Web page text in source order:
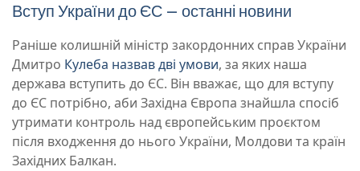
Вступ України до ЄС – останні новини
Раніше колишній міністр закордонних справ України
Дмитро Кулеба назвав дві умови, за яких наша
держава вступить до ЄС. Він вважає, що для вступу
до ЄС потрібно, аби Західна Європа знайшла спосіб
утримати контроль над європейським проєктом
після входження до нього України, Молдови та країн
Західних Балкан.